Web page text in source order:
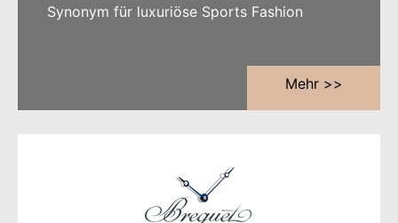
Synonym für luxuriöse Sports Fashion
Mehr >>